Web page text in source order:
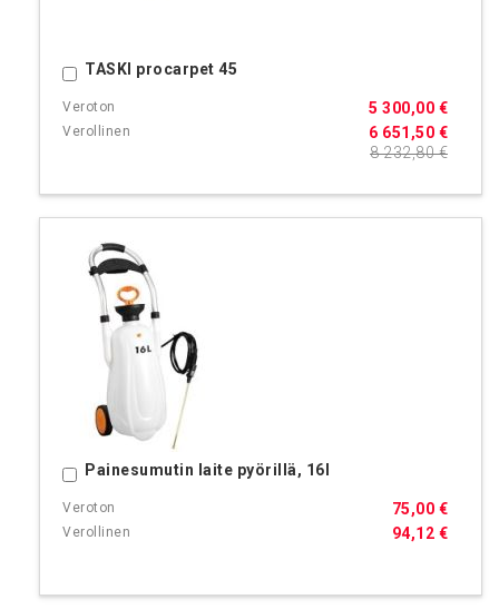
TASKI procarpet 45
6 651,50 €
5 300,00 €
8 232,80 €
Ostoskoriin
Painesumutin laite pyörillä, 16l
94,12 €
75,00 €
Ostoskoriin